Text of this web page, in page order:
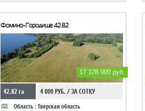
Фомино-Городище 42.82
17 128 000 руб.
42.82 га 4 000 РУБ. / ЗА СОТКУ
Область :Тверская область